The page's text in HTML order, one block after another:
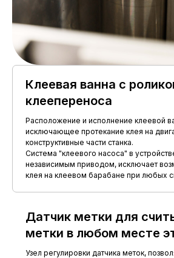
Клеевая ванна с
клеепереноса
Расположение и исполнение клеевой
исключающее протекание клея на
конструктивные части станка.
Система "клеевого насоса" в
независимым приводом, исключает
клея на клеевом барабане при любых
Датчик метки для
метки в любом месте
Узел регулировки датчика меток,